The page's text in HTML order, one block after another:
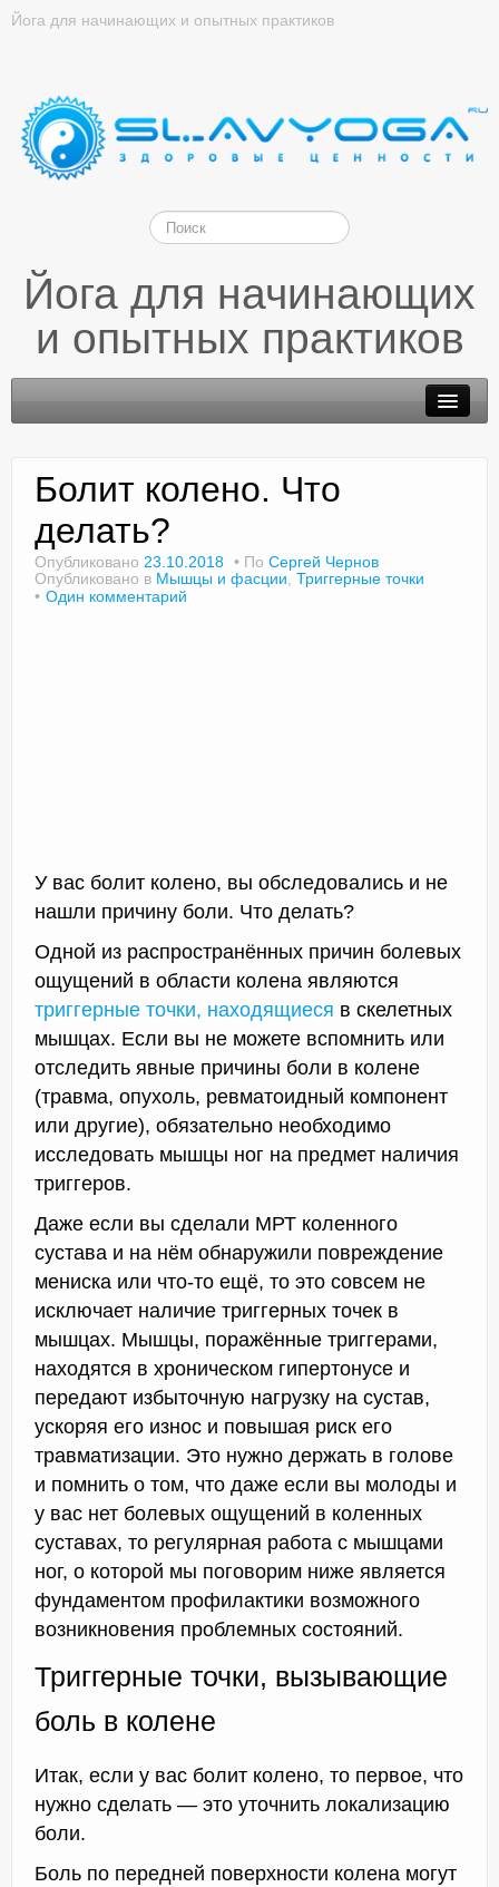
Йога для начинающих и опытных практиков
Йога для начинающих
и опытных практиков
Доктор Чернов
Болит колено. Что
делать?
Опубликовано 23.10.2018 По Сергей Чернов
Опубликовано в Мышцы и фасции Триггерные точки
Один комментарий
У вас болит колено, вы обследовались и не
нашли причину боли. Что делать?
Одной из распространённых причин болевых
ощущений в области колена являются
триггерные точки, находящиеся в скелетных
мышцах. Если вы не можете вспомнить или
отследить явные причины боли в колене
(травма, опухоль, ревматоидный компонент
или другие), обязательно необходимо
исследовать мышцы ног на предмет наличия
триггеров.
Даже если вы сделали МРТ коленного
сустава и на нём обнаружили повреждение
мениска или что-то ещё, то это совсем не
исключает наличие триггерных точек в
мышцах. Мышцы, поражённые триггерами,
находятся в хроническом гипертонусе и
передают избыточную нагрузку на сустав,
ускоряя его износ и повышая риск его
травматизации. Это нужно держать в голове
и помнить о том, что даже если вы молоды и
у вас нет болевых ощущений в коленных
суставах, то регулярная работа с мышцами
ног, о которой мы поговорим ниже является
фундаментом профилактики возможного
возникновения проблемных состояний.
Триггерные точки, вызывающие
боль в колене
Итак, если у вас болит колено, то первое, что
нужно сделать — это уточнить локализацию
боли.
Боль по передней поверхности колена могут